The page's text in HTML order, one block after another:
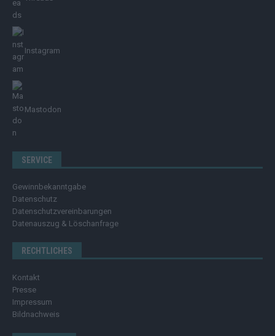
Instagram
Mastodon
SERVICE
Gewinnbekanntgabe
Datenschutz
Datenschutzvereinbarungen
Datenauszug & Löschanfrage
RECHTLICHES
Kontakt
Presse
Impressum
Bildnachweis